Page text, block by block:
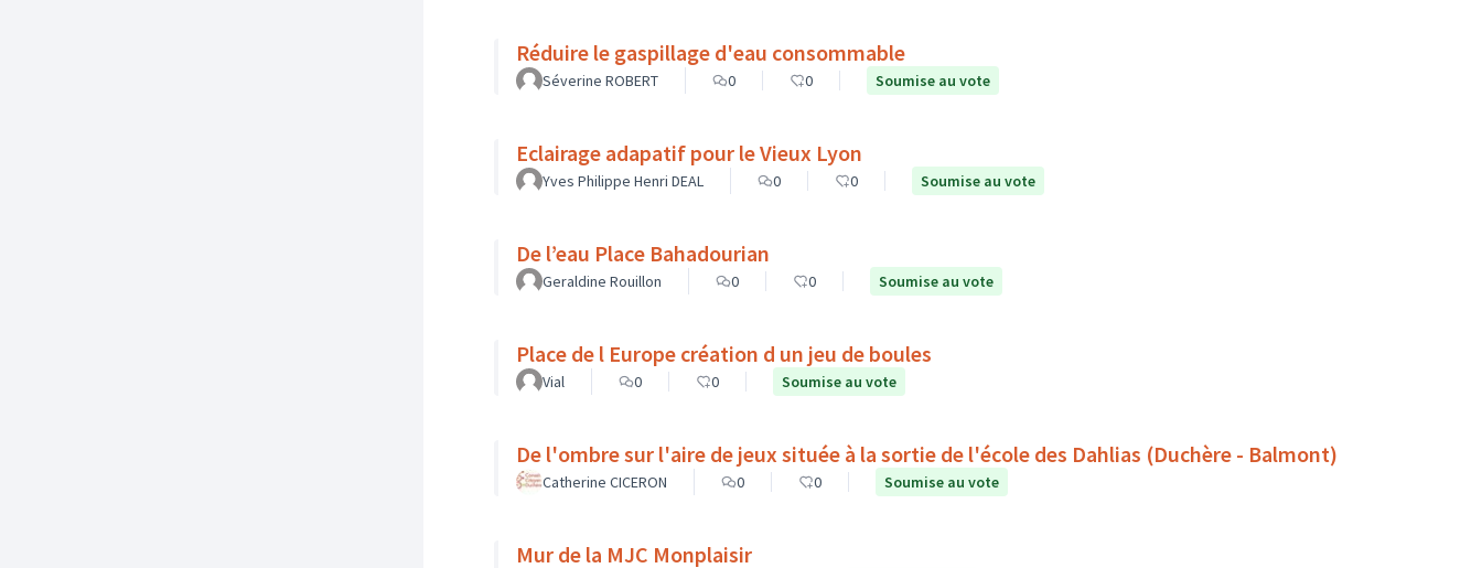
Réduire le gaspillage d'eau consommable
Séverine ROBERT 0 0 Soumise au vote
Eclairage adapatif pour le Vieux Lyon
Yves Philippe Henri DEAL 0 0 Soumise au vote
De l’eau Place Bahadourian
Geraldine Rouillon 0 0 Soumise au vote
Place de l Europe création d un jeu de boules
Vial 0 0 Soumise au vote
De l'ombre sur l'aire de jeux située à la sortie de l'école des Dahlias (Duchère - Balmont)
Catherine CICERON 0 0 Soumise au vote
Mur de la MJC Monplaisir